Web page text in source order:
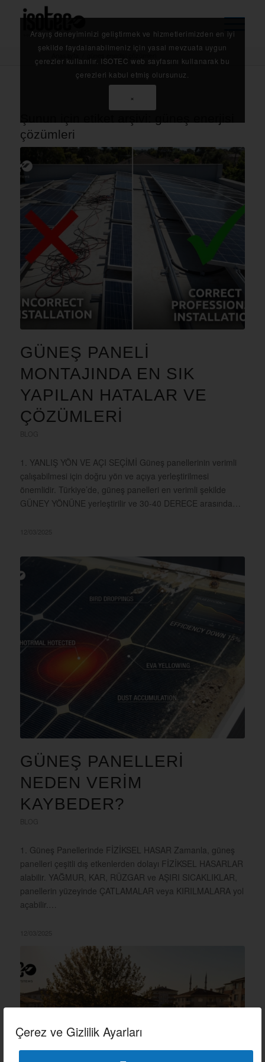
Çerez ve Gizlilik Ayarları
Anasayfa güneş enerjisi çözümleri
çözümleri
GÜNEŞ PANELI
MONTAJINDA EN SIK
YAPILAN HATALAR VE
ÇÖZÜMLERI
1. YANLIŞ YÖN VE AÇI SEÇİMİ Güneş panellerinin verimli
çalışabilmesi için doğru yön ve açıya yerleştirilmesi
önemlidir. Türkiye’de, güneş panelleri en verimli şekilde
GÜNEY YÖNÜNE yerleştirilir ve 30-40 DERECE arasında…
GÜNEŞ PANELLERI
NEDEN VERİM
KAYBEDER?
1. Güneş Panellerinde FİZİKSEL HASAR Zamanla, güneş
panelleri çeşitli dış etkenlerden dolayı FİZİKSEL HASARLAR
alabilir. YAĞMUR, KAR, RÜZGAR ve AŞIRI SICAKLIKLAR,
panellerin yüzeyinde ÇATLAMALAR veya KIRILMALARA yol
açabilir.…
Arayış deneyiminizi geliştirmek ve hizmetlerimizden en iyi
şekilde faydalanabilmeniz için yasal mevzuata uygun
çerezler kullanılır. ISOTEC web sayfasını kullanarak bu
çerezleri kabul etmiş olursunuz.
×